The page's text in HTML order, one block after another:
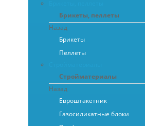
Брикеты, пеллеты
Назад
Брикеты
Пеллеты
Стройматериалы
Назад
Евроштакетник
Газосиликатные блоки